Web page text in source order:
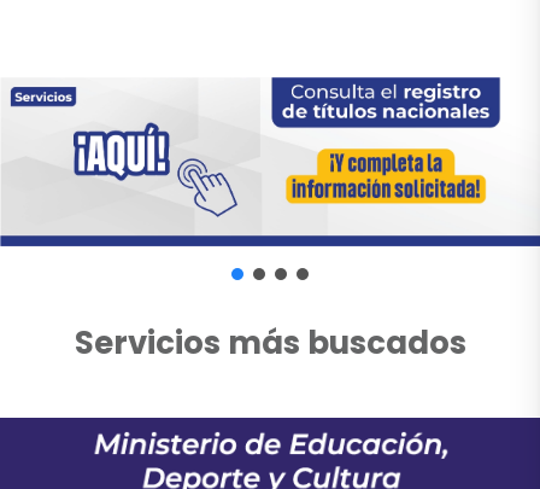
Servicios más buscados